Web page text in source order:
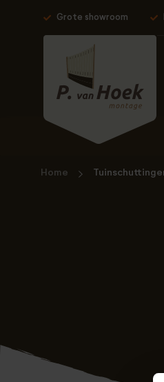
Grote showroom
Home